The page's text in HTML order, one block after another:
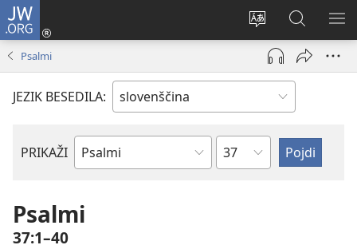
JW.ORG
Spremeni
jezik
spletnega
mesta
Prijava
(odpre
okno)
Iskanje
po
JW.ORG
Psalmi
JEZIK BESEDILA:
PRIKAŽI
Po
knjigi
Poglavje
Psalmi
37:1–40